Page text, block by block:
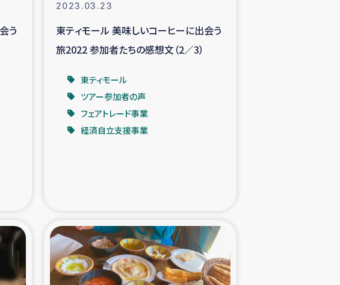
区での公園の緑化を通じた支援事業
区酪農を通した女性グループの生計支援
フェアトレード事業
デニヤヤ小規模紅茶農家支援
県マウベシ郡でのコーヒー畑改善事業
う
2023.03.23
東ティモール 美味しいコーヒーに出会う
旅2022 参加者たちの感想文（2／3）
東ティモール
ツアー参加者の声
フェアトレード事業
経済自立支援事業